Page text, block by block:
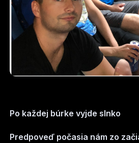
Po každej búrke vyjde slnko
Predpoveď počasia nám zo